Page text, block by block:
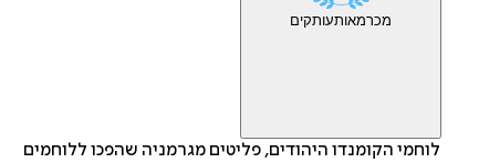
מכרמאותעותקים
לוחמי הקומנדו היהודים, פליטים מגרמניה שהפכו ללוחמים